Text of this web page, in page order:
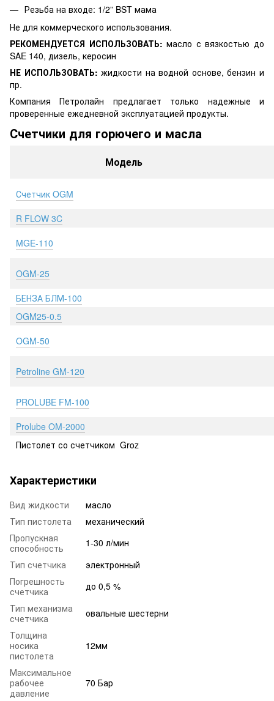
Резьба на входе: 1/2” BST мама
Не для коммерческого использования.
РЕКОМЕНДУЕТСЯ ИСПОЛЬЗОВАТЬ: масло с вязкостью до
SAE 140, дизель, керосин
НЕ ИСПОЛЬЗОВАТЬ: жидкости на водной основе, бензин и
пр.
Компания Петролайн предлагает только надежные и
проверенные ежедневной эксплуатацией продукты.
Счетчики для горючего и масла
Модель
Счетчик OGM
R FLOW 3C
MGE-110
OGM-25
БЕНЗА БЛМ-100
OGM25-0.5
OGM-50
Petroline GM-120
PROLUBE FM-100
Prolube OM-2000
Пистолет со счетчиком Groz
Характеристики
Вид жидкости
масло
Тип пистолета
механический
Пропускная
способность
1-30 л/мин
Тип счетчика
электронный
Погрешность
счетчика
до 0,5 %
Тип механизма
счетчика
овальные шестерни
Толщина
носика
пистолета
12мм
Максимальное
рабочее
давление
70 Бар